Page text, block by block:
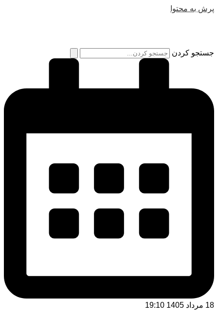
پرش به محتوا
جستجو کردن
18 مرداد 1405 19:10